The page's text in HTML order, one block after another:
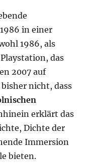
in einer
1986, als
das
2007 auf
nicht, dass
erklärt das
Dichte der
Immersion
bieten.